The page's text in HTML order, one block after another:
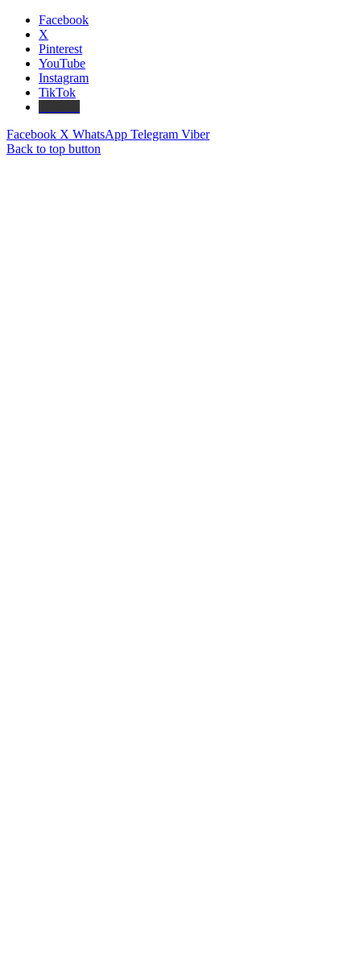
Facebook
X
Pinterest
YouTube
Instagram
TikTok
Facebook X WhatsApp Telegram Viber
Back to top button